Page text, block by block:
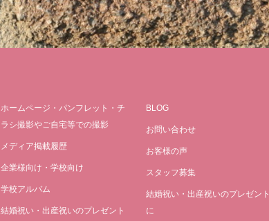
ホームページ・パンフレット・チ
ラシ撮影やご自宅等での撮影
メディア掲載履歴
企業様向け・学校向け
学校アルバム
結婚祝い・出産祝いのプレゼント
BLOG
お問い合わせ
お客様の声
スタッフ募集
結婚祝い・出産祝いのプレゼント
に